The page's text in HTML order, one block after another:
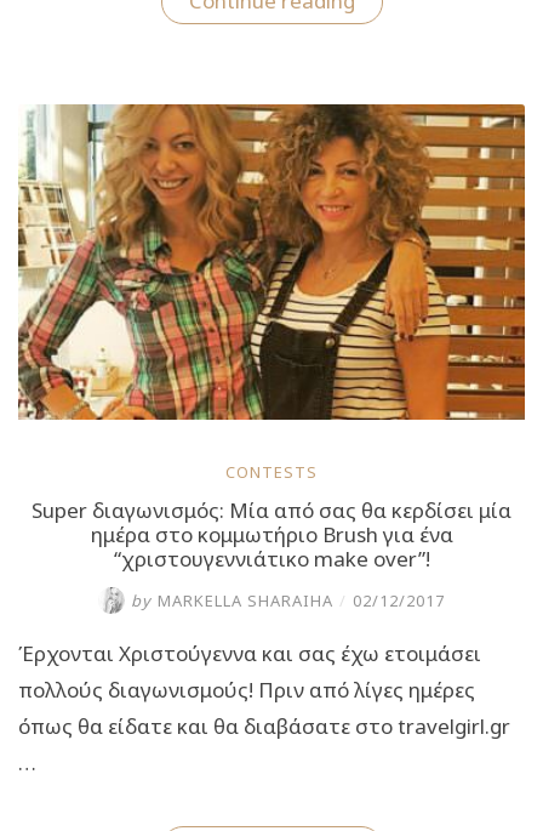
ένα
για
την
Ημερα
των
Ερωτευμένων”
CONTESTS
Super διαγωνισμός: Μία από σας θα κερδίσει μία
ημέρα στο κομμωτήριο Brush για ένα
“χριστουγεννιάτικο make over”!
by MARKELLA SHARAIHA / 02/12/2017
Έρχονται Χριστούγεννα και σας έχω ετοιμάσει
πολλούς διαγωνισμούς! Πριν από λίγες ημέρες
όπως θα είδατε και θα διαβάσατε στο travelgirl.gr
…